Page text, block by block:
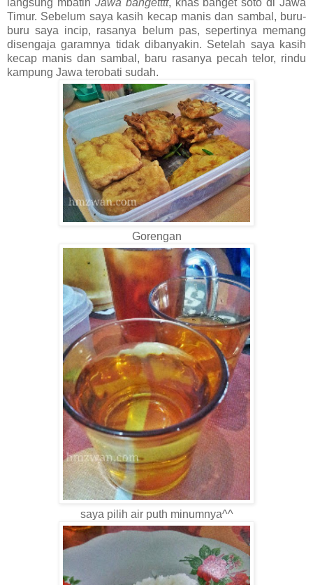
Timur. Sebelum saya kasih kecap manis dan sambal, buru-
buru saya incip, rasanya belum pas, sepertinya memang
disengaja garamnya tidak dibanyakin. Setelah saya kasih
kecap manis dan sambal, baru rasanya pecah telor, rindu
kampung Jawa terobati sudah.
Gorengan
saya pilih air puth minumnya^^